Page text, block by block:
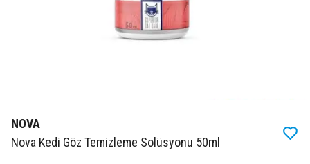
NOVA
Nova Kedi Göz Temizleme Solüsyonu 50ml